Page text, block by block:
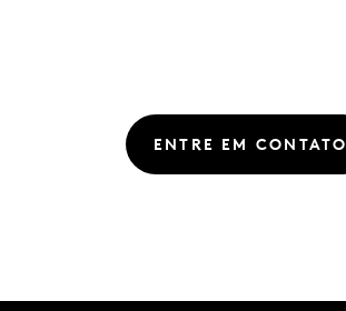
ENTRE EM CONTATO